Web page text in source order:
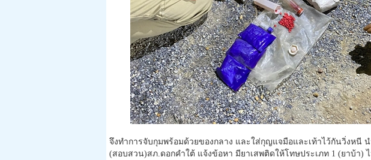
จึงทำการจับกุมพร้อมด้วยของกลาง และใส่กุญแจมือและเท้าไว้กันวิ่งหนี
(สอบสวน)สภ.ดอกคำใต้ แจ้งข้อหา มียาเสพติดให้โทษประเภท 1 (ยาบ้า)